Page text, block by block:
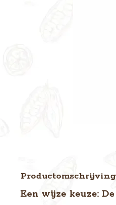
Productomschrijving
Een wijze keuze: